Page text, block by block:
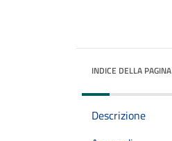
INDICE DELLA PAGINA
Descrizione